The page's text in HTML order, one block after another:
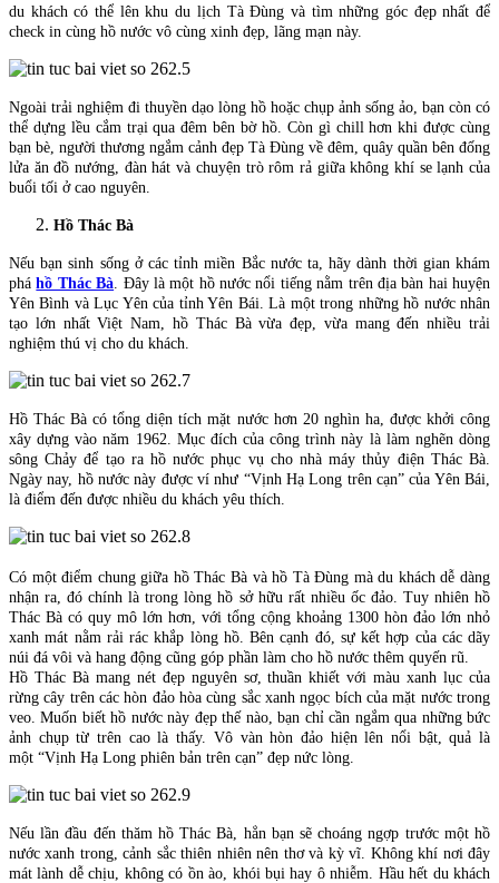
du khách có thể lên khu du lịch Tà Đùng và tìm những góc đẹp nhất để
check in cùng hồ nước vô cùng xinh đẹp, lãng mạn này.
Ngoài trải nghiệm đi thuyền dạo lòng hồ hoặc chụp ảnh sống ảo, bạn còn có
thể dựng lều cắm trại qua đêm bên bờ hồ. Còn gì chill hơn khi được cùng
bạn bè, người thương ngắm cảnh đẹp Tà Đùng về đêm, quây quần bên đống
lửa ăn đồ nướng, đàn hát và chuyện trò rôm rả giữa không khí se lạnh của
buổi tối ở cao nguyên.
Hồ Thác Bà
Nếu bạn sinh sống ở các tỉnh miền Bắc nước ta, hãy dành thời gian khám
pháhồ Thác Bà . Đây là một hồ nước nổi tiếng nằm trên địa bàn hai huyện
Yên Bình và Lục Yên của tỉnh Yên Bái. Là một trong những hồ nước nhân
tạo lớn nhất Việt Nam, hồ Thác Bà vừa đẹp, vừa mang đến nhiều trải
nghiệm thú vị cho du khách.
Hồ Thác Bà có tổng diện tích mặt nước hơn 20 nghìn ha, được khởi công
xây dựng vào năm 1962. Mục đích của công trình này là làm nghẽn dòng
sông Chảy để tạo ra hồ nước phục vụ cho nhà máy thủy điện Thác Bà.
Ngày nay, hồ nước này được ví như “Vịnh Hạ Long trên cạn” của Yên Bái,
là điểm đến được nhiều du khách yêu thích.
Có một điểm chung giữa hồ Thác Bà và hồ Tà Đùng mà du khách dễ dàng
nhận ra, đó chính là trong lòng hồ sở hữu rất nhiều ốc đảo. Tuy nhiên hồ
Thác Bà có quy mô lớn hơn, với tổng cộng khoảng 1300 hòn đảo lớn nhỏ
xanh mát nằm rải rác khắp lòng hồ. Bên cạnh đó, sự kết hợp của các dãy
núi đá vôi và hang động cũng góp phần làm cho hồ nước thêm quyến rũ.
Hồ Thác Bà mang nét đẹp nguyên sơ, thuần khiết với màu xanh lục của
rừng cây trên các hòn đảo hòa cùng sắc xanh ngọc bích của mặt nước trong
veo. Muốn biết hồ nước này đẹp thế nào, bạn chỉ cần ngắm qua những bức
ảnh chụp từ trên cao là thấy. Vô vàn hòn đảo hiện lên nổi bật, quả là
một “Vịnh Hạ Long phiên bản trên cạn” đẹp nức lòng.
Nếu lần đầu đến thăm hồ Thác Bà, hẳn bạn sẽ choáng ngợp trước một hồ
nước xanh trong, cảnh sắc thiên nhiên nên thơ và kỳ vĩ. Không khí nơi đây
mát lành dễ chịu, không có ồn ào, khói bụi hay ô nhiễm. Hầu hết du khách